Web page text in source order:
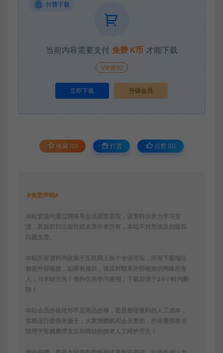
付费下载
当前内容需要支付 免费 K币 才能下载
VIP折扣
立即下载 升级会员
收藏 (0) 打赏 点赞 (0)
#免责声明#
本站资源均通过网络等合法渠道获取，该资料仅作为学习交
流，其版权归出版社或者原作者所有，本站不对所涉及的版权
问题负责。
本站所有资料均收集于互联网上各个专业论坛，所有下载地址
都是外部链接，如果有侵权，请及时联系外部链接的网络所有
人，与本站无关！资料仅供学习使用，下载后请于24小时内删
除！
本站会员价格绝对不是商品价格，而是整理资料的人工成本，
客栈运行费用来源于：大家捐赠购买会员赞助，所得费用将全
部用于客栈费用支出和网站的技术人工维护开支！